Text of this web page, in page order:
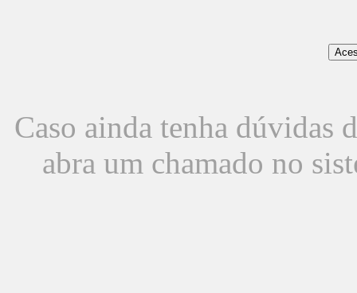
Caso ainda tenha dúvidas
abra um chamado no